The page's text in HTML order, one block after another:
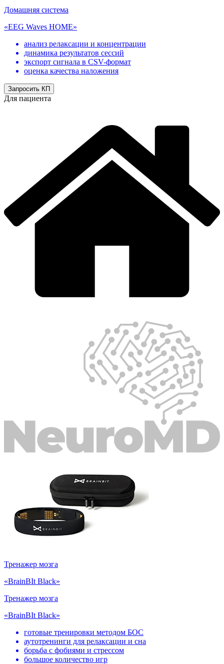
Домашняя система
«EEG Waves HOME»
анализ релаксации и концентрации
динамика результатов сессий
экспорт сигнала в CSV-формат
оценка качества наложения
Запросить КП
Для пациента
Тренажер мозга
«BrainBIt Black»
Тренажер мозга
«BrainBIt Black»
готовые тренировки методом БОС
аутотренинги для релаксации и сна
борьба с фобиями и стрессом
большое количество игр